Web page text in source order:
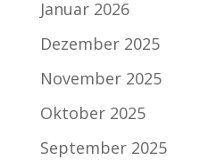
Januar 2026
Dezember 2025
November 2025
Oktober 2025
September 2025